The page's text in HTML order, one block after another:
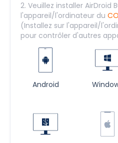
2. Veuillez installer AirDroid
l'appareil/l'ordinateur du
(Installez sur l'appareil/
pour contrôler d'autres
Android